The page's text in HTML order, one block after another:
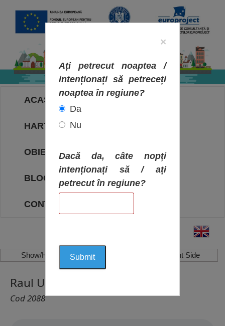
ACASA
HARTA OBIECTIVELOR
OBIECTIVE
BLOG
CONTACT
Show/Hide Left Side Show/Hide Right Side
Raul Uscat
Cod 2088
×
Ați petrecut noaptea /
intenționați să petreceți
noaptea în regiune?
Da
Nu
Dacă da, câte nopți
intenționați să / ați
petrecut în regiune?